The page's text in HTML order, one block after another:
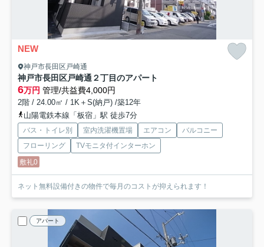
NEW
神戸市長田区戸崎通
神戸市長田区戸崎通２丁目のアパート
6万円 管理/共益費4,000円
2階 / 24.00㎡ / 1K＋S(納戸) /築12年
山陽電鉄本線「板宿」駅 徒歩7分
バス・トイレ別 室内洗濯機置場 エアコン
バルコニー
フローリング
TVモニタ付インターホン
敷礼0
ネット無料設備付きの物件で毎月のコストが抑えられます！
アパート